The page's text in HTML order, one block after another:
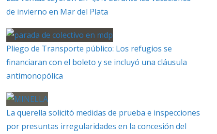
de invierno en Mar del Plata
Pliego de Transporte público: Los refugios se
financiaran con el boleto y se incluyó una cláusula
antimonopólica
La querella solicitó medidas de prueba e inspecciones
por presuntas irregularidades en la concesión del